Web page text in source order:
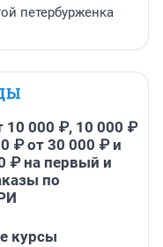
петербурженка
10 000 ₽, 10 000 ₽
₽ от 30 000 ₽ и
₽ на первый и
по
курсы